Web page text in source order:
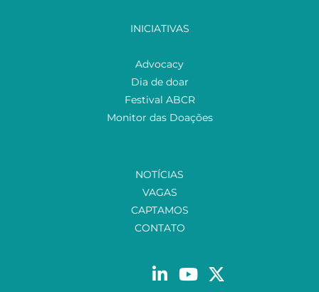
INICIATIVAS
Advocacy
Dia de doar
Festival ABCR
Monitor das Doações
NOTÍCIAS
VAGAS
CAPTAMOS
CONTATO